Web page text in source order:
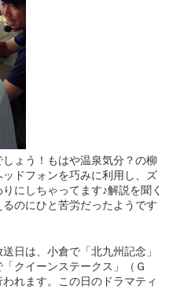
ょう！もはや温泉気分？の柳
ドフォンを巧みに利用し、ズ
にしちゃってます♪解説を聞く
のにひと苦労だったようです
日は、小倉で「北九州記念」
クイーンステークス」（Ｇ
れます。この日のドラマティ